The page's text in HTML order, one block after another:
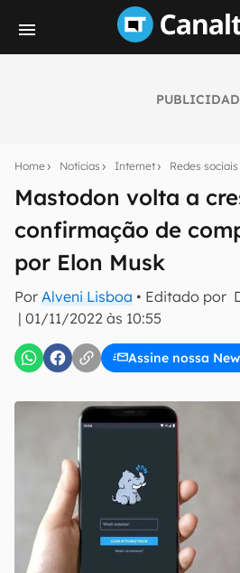
Home Notícias Internet Redes sociais
Mastodon volta a
confirmação de
por Elon Musk
Por Alveni Lisboa • Editado por
| 01/11/2022 às 10:55
Assine nossa
notícias e reviews sobre
mão.
E-mail
inscreva-se
Confirmo que li, aceito e
Uso e Política de Privacidade do